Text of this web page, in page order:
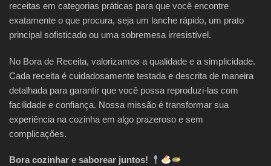
receitas em categorias práticas para que você encontre
exatamente o que procura, seja um lanche rápido, um prato
principal sofisticado ou uma sobremesa irresistível.
No Bora de Receita, valorizamos a qualidade e a simplicidade.
Cada receita é cuidadosamente testada e descrita de maneira
detalhada para garantir que você possa reproduzi-las com
facilidade e confiança. Nossa missão é transformar sua
experiência na cozinha em algo prazeroso e sem
complicações.
Bora cozinhar e saborear juntos!